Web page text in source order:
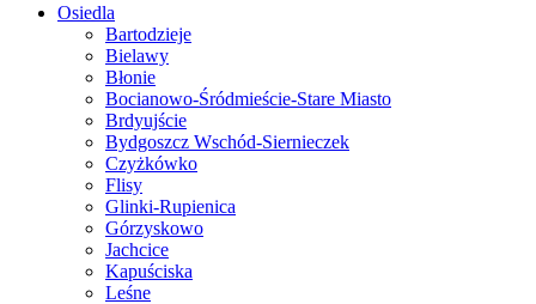
Osiedla
Bartodzieje
Bielawy
Błonie
Bocianowo-Śródmieście-Stare Miasto
Brdyujście
Bydgoszcz Wschód-Siernieczek
Czyżkówko
Flisy
Glinki-Rupienica
Górzyskowo
Jachcice
Kapuściska
Leśne